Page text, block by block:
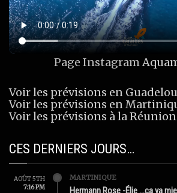
Page Instagram
Voir les prévisions en
Voir les prévisions en
Voir les prévisions à la Réunion
CES DERNIERS JOURS…
AOÛT 5TH
7:16 PM
MARTINIQUE
Hermann Rose -Élie …ça va